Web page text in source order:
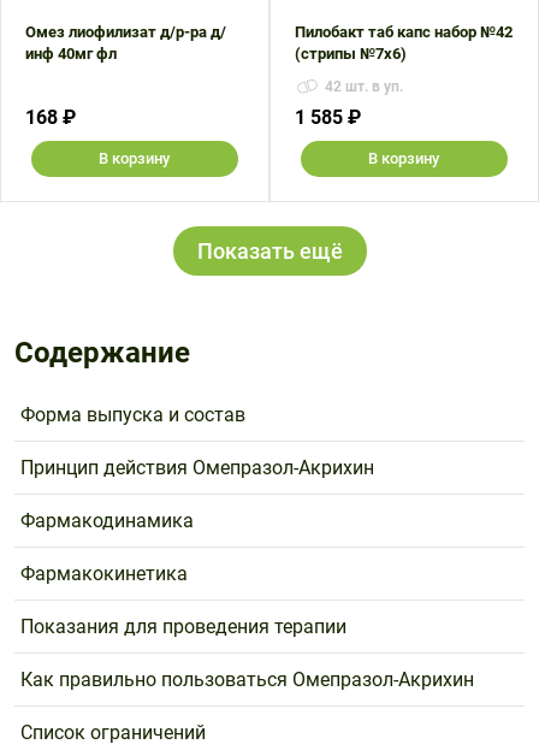
Омез лиофилизат д/р-ра д/
инф 40мг фл
168 ₽
В корзину
Пилобакт таб капс набор №42
(стрипы №7х6)
42 шт. в уп.
1 585 ₽
В корзину
Показать ещё
Содержание
Форма выпуска и состав
Принцип действия Омепразол-Акрихин
Фармакодинамика
Фармакокинетика
Показания для проведения терапии
Как правильно пользоваться Омепразол-Акрихин
Список ограничений